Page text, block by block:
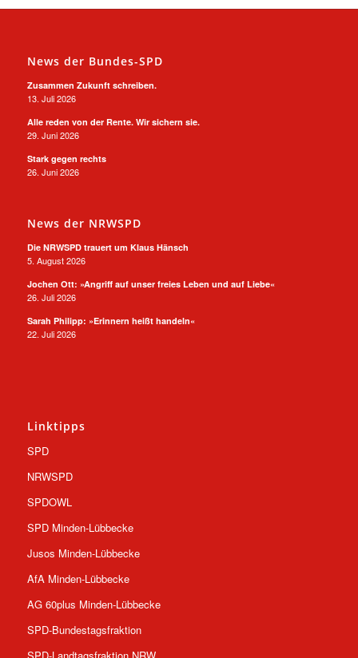
News der Bundes-SPD
Zusammen Zukunft schreiben.
13. Juli 2026
Alle reden von der Rente. Wir sichern sie.
29. Juni 2026
Stark gegen rechts
26. Juni 2026
News der NRWSPD
Die NRWSPD trauert um Klaus Hänsch
5. August 2026
Jochen Ott: »Angriff auf unser freies Leben und auf Liebe«
26. Juli 2026
Sarah Philipp: »Erinnern heißt handeln«
22. Juli 2026
Linktipps
SPD
NRWSPD
SPDOWL
SPD Minden-Lübbecke
Jusos Minden-Lübbecke
AfA Minden-Lübbecke
AG 60plus Minden-Lübbecke
SPD-Bundestagsfraktion
SPD-Landtagsfraktion NRW